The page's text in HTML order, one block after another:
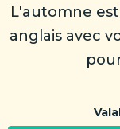
L'automne
anglais avec